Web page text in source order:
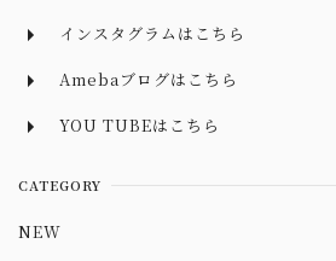
インスタグラムはこちら
Amebaブログはこちら
YOU TUBEはこちら
CATEGORY
NEW